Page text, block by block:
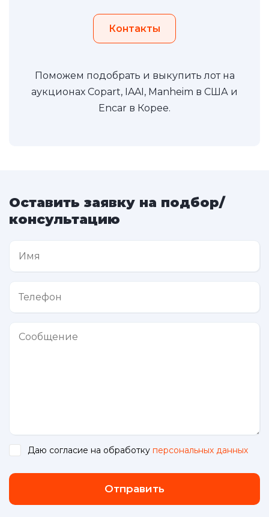
Контакты
Поможем подобрать и выкупить лот на
аукционах Copart, IAAI, Manheim в США и
Encar в Корее.
Оставить заявку на подбор/
консультацию
Даю согласие на обработку персональных данных
Отправить